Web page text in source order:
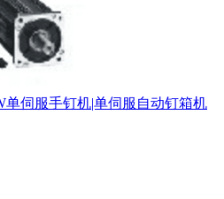
单伺服手钉机|单伺服自动钉箱机